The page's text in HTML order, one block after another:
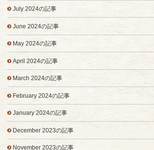
July 2024の記事
June 2024の記事
May 2024の記事
April 2024の記事
March 2024の記事
February 2024の記事
January 2024の記事
December 2023の記事
November 2023の記事